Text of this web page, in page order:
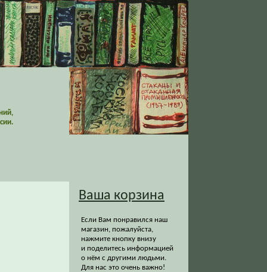
Ваша корзина
Если Вам понравился наш
магазин, пожалуйста,
нажмите кнопку внизу
и поделитесь информацией
о нём с другими людьми.
Для нас это очень важно!